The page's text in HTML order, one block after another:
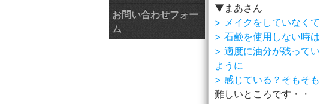
お問い合わせフォー
ム
▼まあさん
> メイクをしていなく
> 石鹸を使用しない時
> 適度に油分が残って
ように
> 感じている？そもそ
難しいところです・・